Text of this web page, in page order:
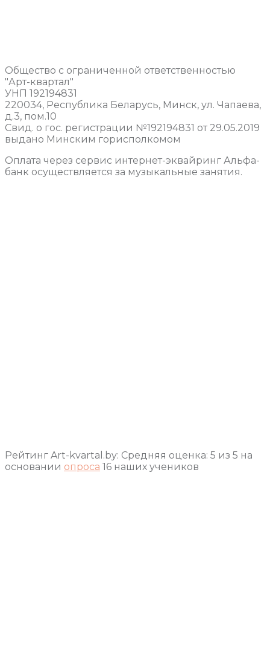
Общество с ограниченной ответственностью
"Арт-квартал"
УНП 192194831
220034, Республика Беларусь, Минск, ул. Чапаева,
д.3, пом.10
Свид. о гос. регистрации №192194831 от 29.05.2019
выдано Минским горисполкомом
Оплата через сервис интернет-эквайринг Альфа-
банк осуществляется за музыкальные занятия.
Рейтинг Art-kvartal.by: Средняя оценка: 5 из 5 на
основании опроса 16 наших учеников